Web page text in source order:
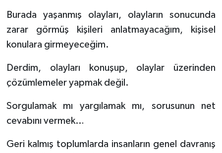
Burada yaşanmış olayları, olayların sonucunda
zarar görmüş kişileri anlatmayacağım, kişisel
konulara girmeyeceğim.
Derdim, olayları konuşup, olaylar üzerinden
çözümlemeler yapmak değil.
Sorgulamak mı yargılamak mı, sorusunun net
cevabını vermek…
Geri kalmış toplumlarda insanların genel davranış